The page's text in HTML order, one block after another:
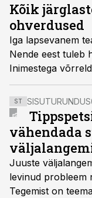
Kõik
ohverdused
Iga lapsevanem
Nende eest tuleb
Inimestega
olla. Loomade
nädalaid, ning
hüvanguks kõige
ST SISUTURUNDUS
vähendada
Juuste
levinud probleem
Tegemist on